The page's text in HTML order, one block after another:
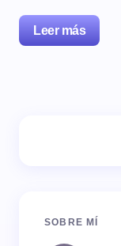
Leer más
SOBRE MÍ